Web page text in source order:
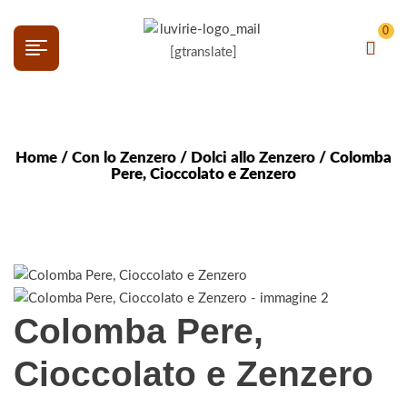
[gtranslate]
0
Home / Con lo Zenzero / Dolci allo Zenzero / Colomba
Pere, Cioccolato e Zenzero
Colomba Pere,
Cioccolato e Zenzero